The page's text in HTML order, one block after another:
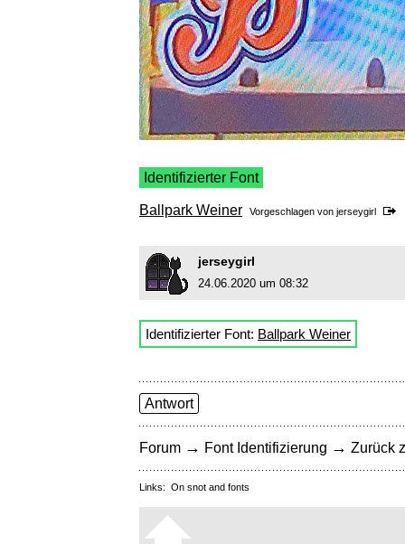
Identifizierter Font
Ballpark Weiner Vorgeschlagen von jerseygirl
jerseygirl
24.06.2020 um 08:32
Identifizierter Font: Ballpark Weiner
Antwort
Forum → Font Identifizierung → Zurück
Links: On snot and fonts